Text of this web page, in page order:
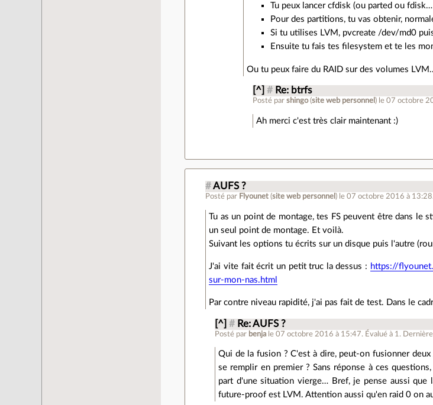
Tu peux lancer cfdisk (ou parted ou
Pour des partitions, tu vas obtenir,
Si tu utilises LVM, pvcreate /dev/md0
Ensuite tu fais tes filesystem et te les
Ou tu peux faire du RAID sur des volumes
[^] # Re: btrfs
Posté parshingo(site web personnel ) le 07 octobre
Ah merci c'est très clair maintenant :)
# AUFS ?
Posté par Flyounet (site web personnel ) le 07 octobre 2016 à 13:28
Tu as un point de montage, tes FS peuvent être dans le
un seul point de montage. Et voilà.
Suivant les options tu écrits sur un disque puis l'autre
J'ai vite fait écrit un petit truc la dessus : https://
sur-mon-nas.html
Par contre niveau rapidité, j'ai pas fait de test. Dans le
[^] # Re: AUFS ?
Posté par benja le 07 octobre 2016 à 15:47. Évalué à 1 .
Qui de la fusion ? C'est à dire, peut-on fusionner
se remplir en premier ? Sans réponse à ces
part d'une situation vierge… Bref, je pense aussi
future-proof est LVM. Attention aussi qu'en raid 0 on